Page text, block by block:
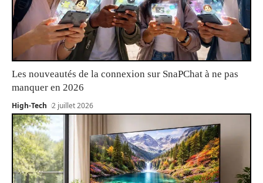
Les nouveautés de la connexion sur SnaPChat à ne pas
manquer en 2026
High-Tech 2 juillet 2026